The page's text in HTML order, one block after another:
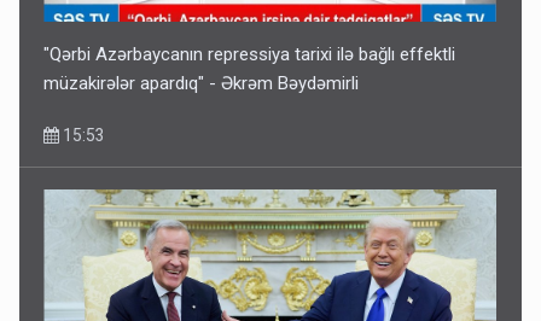
Ərdoğana sui-qəsd planının iştirakçısı detalları açıqladı
"Qərbi Azərbaycanın repressiya tarixi ilə bağlı effektli
müzakirələr apardıq" - Əkrəm Bəydəmirli
15:53